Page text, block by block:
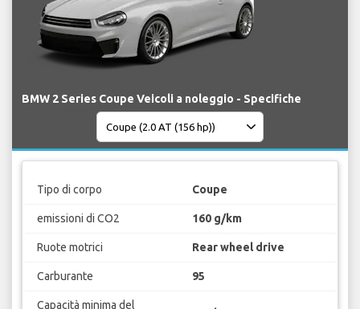
BMW 2 Series Coupe Veicoli a noleggio - Specifiche
Tipo di corpo Coupe
emissioni di CO2 160 g/km
Ruote motrici Rear wheel drive
Carburante 95
Capacità minima del